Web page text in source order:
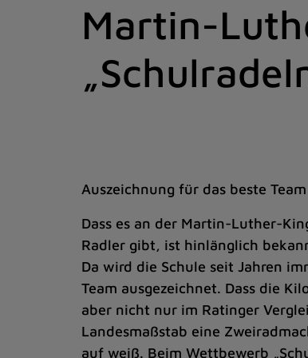
(Schnelltaste
Martin-
Auszeichnung für das beste Team
Dass es an der Martin-Luther-
Radler gibt, ist hinlänglich
Da wird die Schule seit Jahren
Team ausgezeichnet. Dass die
aber nicht nur im Ratinger
Landesmaßstab eine
auf weiß. Beim Wettbewerb